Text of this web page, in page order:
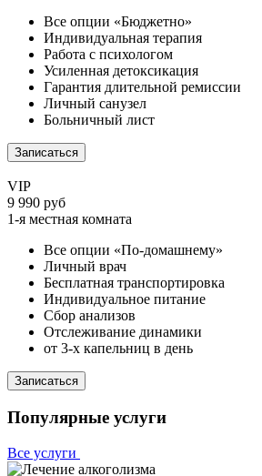
Все опции «Бюджетно»
Индивидуальная терапия
Работа с психологом
Усиленная детоксикация
Гарантия длительной ремиссии
Личный санузел
Больничный лист
Записаться
VIP
9 990 руб
1-я местная комната
Все опции «По-домашнему»
Личный врач
Бесплатная транспортировка
Индивидуальное питание
Сбор анализов
Отслеживание динамики
от 3-х капельниц в день
Записаться
Популярные услуги
Все услуги